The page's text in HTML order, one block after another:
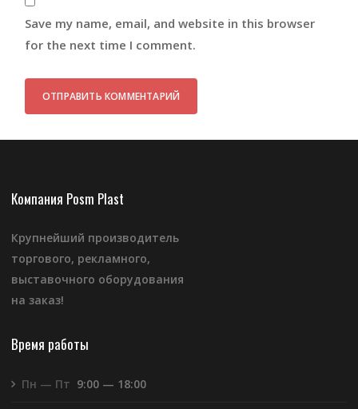
Save my name, email, and website in this browser
for the next time I comment.
Компания Posm Plast
Крупнейший производитель
торгового, рекламного,
выставочного оборудования
на заказ!
Время работы
Пн — Пт 9:00 — 18:00